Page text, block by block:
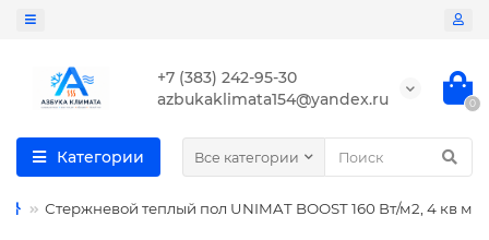
+7 (383) 242-95-30
azbukaklimata154@yandex.ru
0
Категории Все категории
Стержневой теплый пол UNIMAT BOOST 160 Вт/м2, 4 кв м